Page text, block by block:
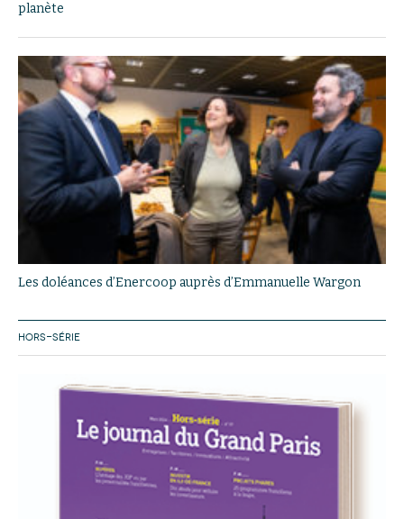
planète
Les doléances d’Enercoop auprès d’Emmanuelle Wargon
HORS-SÉRIE